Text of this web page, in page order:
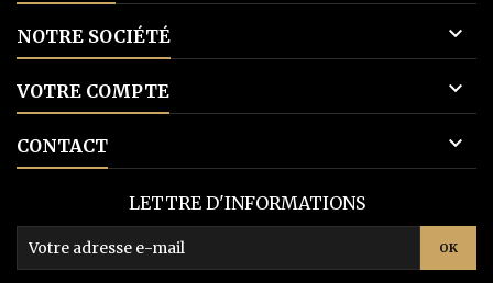
NOTRE SOCIÉTÉ 
VOTRE COMPTE 
CONTACT 
LETTRE D'INFORMATIONS